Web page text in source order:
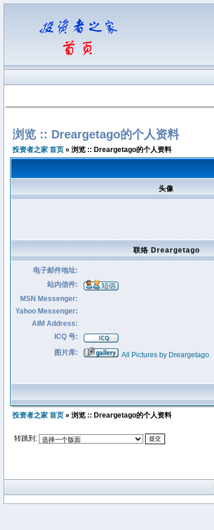
浏览 :: Dreargetago的个人资料
投资者之家 首页 » 浏览 :: Dreargetago的个人资料
头像
联络 Dreargetago
电子邮件地址:
站内信件:
MSN Messenger:
Yahoo Messenger:
AIM Address:
ICQ 号:
图片库:
All Pictures by Dreargetago
投资者之家 首页 » 浏览 :: Dreargetago的个人资料
转跳到: